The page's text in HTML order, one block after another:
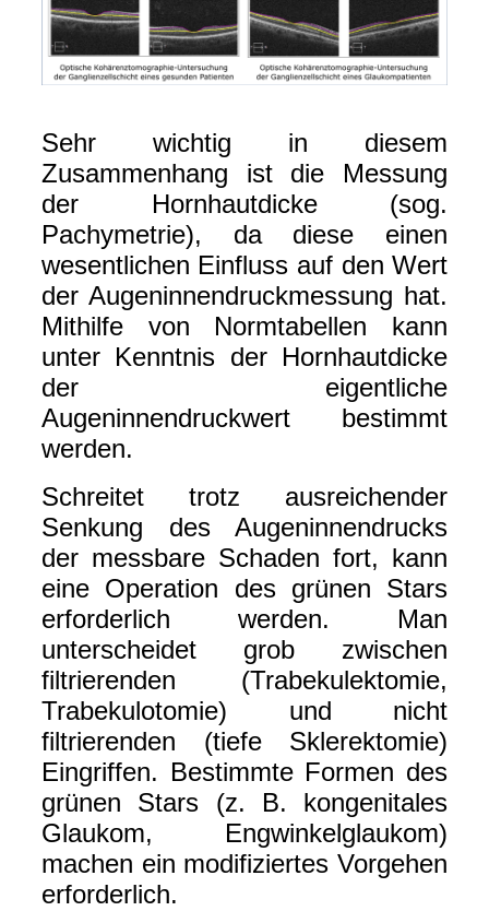
Sehr wichtig in diesem
Zusammenhang ist die Messung
der Hornhautdicke (sog.
Pachymetrie), da diese einen
wesentlichen Einfluss auf den Wert
der Augeninnendruckmessung hat.
Mithilfe von Normtabellen kann
unter Kenntnis der Hornhautdicke
der eigentliche
Augeninnendruckwert bestimmt
werden.
Schreitet trotz ausreichender
Senkung des Augeninnendrucks
der messbare Schaden fort, kann
eine Operation des grünen Stars
erforderlich werden. Man
unterscheidet grob zwischen
filtrierenden (Trabekulektomie,
Trabekulotomie) und nicht
filtrierenden (tiefe Sklerektomie)
Eingriffen. Bestimmte Formen des
grünen Stars (z. B. kongenitales
Glaukom, Engwinkelglaukom)
machen ein modifiziertes Vorgehen
erforderlich.